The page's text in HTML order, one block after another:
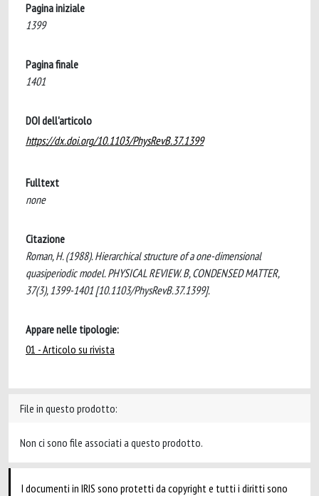
Pagina iniziale
1399
Pagina finale
1401
DOI dell'articolo
https://dx.doi.org/10.1103/PhysRevB.37.1399
Fulltext
none
Citazione
Roman, H. (1988). Hierarchical structure of a one-dimensional
quasiperiodic model. PHYSICAL REVIEW. B, CONDENSED MATTER,
37(3), 1399-1401 [10.1103/PhysRevB.37.1399].
Appare nelle tipologie:
01 - Articolo su rivista
File in questo prodotto:
Non ci sono file associati a questo prodotto.
I documenti in IRIS sono protetti da copyright e tutti i diritti sono